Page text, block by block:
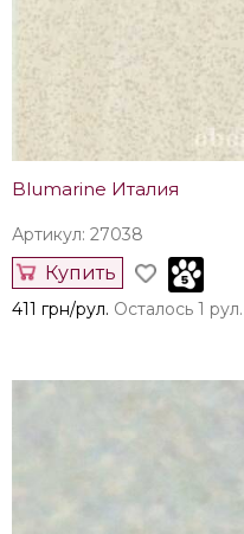
Blumarine Италия
Артикул: 27038
Купить
411 грн/рул. Осталось 1 рул.